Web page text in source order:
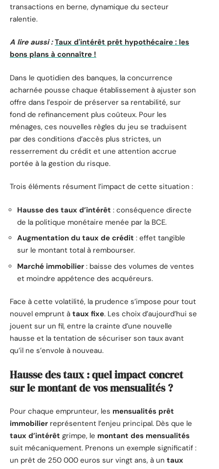
transactions en berne, dynamique du secteur
ralentie.
A lire aussi : Taux d'intérêt prêt hypothécaire : les
bons plans à connaître !
Dans le quotidien des banques, la concurrence
acharnée pousse chaque établissement à ajuster son
offre dans l’espoir de préserver sa rentabilité, sur
fond de refinancement plus coûteux. Pour les
ménages, ces nouvelles règles du jeu se traduisent
par des conditions d’accès plus strictes, un
resserrement du crédit et une attention accrue
portée à la gestion du risque.
Trois éléments résument l’impact de cette situation :
Hausse des taux d’intérêt : conséquence directe
de la politique monétaire menée par la BCE.
Augmentation du taux de crédit : effet tangible
sur le montant total à rembourser.
Marché immobilier : baisse des volumes de ventes
et moindre appétence des acquéreurs.
Face à cette volatilité, la prudence s’impose pour tout
nouvel emprunt à taux fixe. Les choix d’aujourd’hui se
jouent sur un fil, entre la crainte d’une nouvelle
hausse et la tentation de sécuriser son taux avant
qu’il ne s’envole à nouveau.
Hausse des taux : quel impact concret
sur le montant de vos mensualités ?
Pour chaque emprunteur, les mensualités prêt
immobilier représentent l’enjeu principal. Dès que le
taux d’intérêt grimpe, le montant des mensualités
suit mécaniquement. Prenons un exemple significatif :
un prêt de 250 000 euros sur vingt ans, à un taux